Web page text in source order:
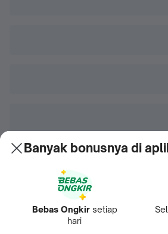
Banyak bonusnya di
Bebas Ongkir setiap
hari